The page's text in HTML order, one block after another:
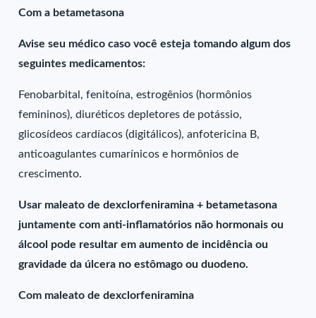
Com a betametasona
Avise seu médico caso você esteja tomando algum dos
seguintes medicamentos:
Fenobarbital, fenitoína, estrogênios (hormônios
femininos), diuréticos depletores de potássio,
glicosídeos cardíacos (digitálicos), anfotericina B,
anticoagulantes cumarínicos e hormônios de
crescimento.
Usar maleato de dexclorfeniramina + betametasona
juntamente com anti-inflamatórios não hormonais ou
álcool pode resultar em aumento de incidência ou
gravidade da úlcera no estômago ou duodeno.
Com maleato de dexclorfeniramina